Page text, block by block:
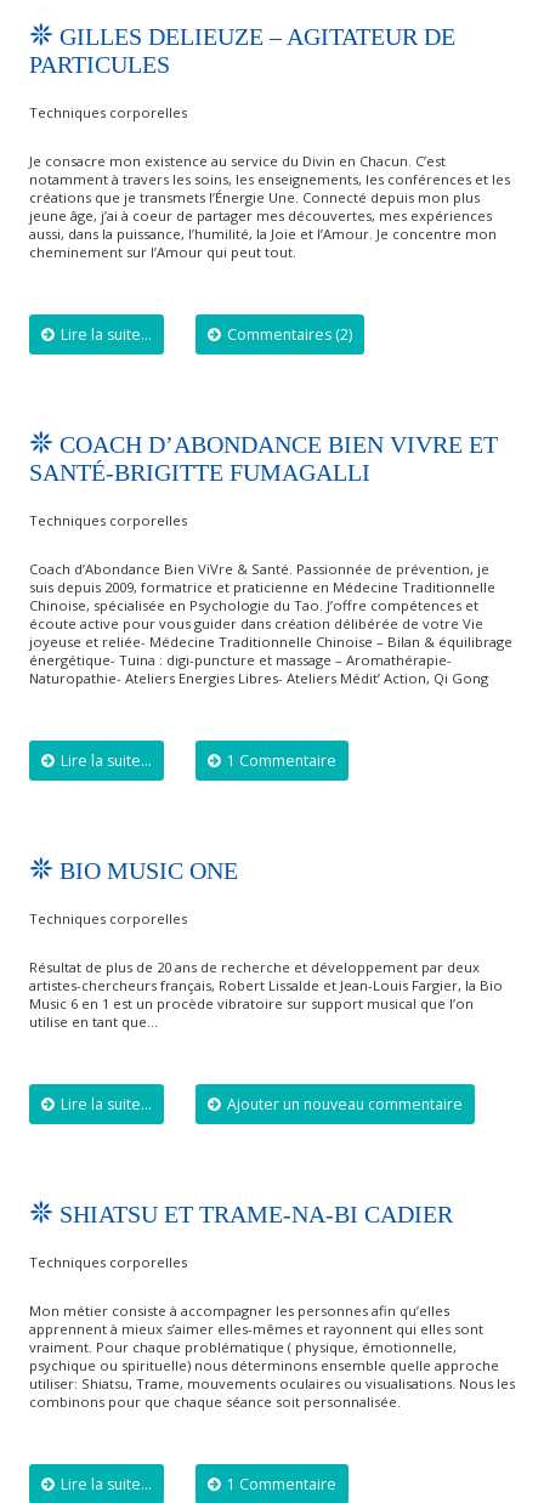
GILLES DELIEUZE – AGITATEUR DE
PARTICULES
Techniques corporelles
Je consacre mon existence au service du Divin en Chacun. C’est
notamment à travers les soins, les enseignements, les conférences et les
créations que je transmets l’Énergie Une. Connecté depuis mon plus
jeune âge, j’ai à coeur de partager mes découvertes, mes expériences
aussi, dans la puissance, l’humilité, la Joie et l’Amour. Je concentre mon
cheminement sur l’Amour qui peut tout.
Lire la suite... Commentaires (2)
COACH D’ABONDANCE BIEN VIVRE ET
SANTÉ-BRIGITTE FUMAGALLI
Techniques corporelles
Coach d’Abondance Bien ViVre & Santé. Passionnée de prévention, je
suis depuis 2009, formatrice et praticienne en Médecine Traditionnelle
Chinoise, spécialisée en Psychologie du Tao. J’offre compétences et
écoute active pour vous guider dans création délibérée de votre Vie
joyeuse et reliée- Médecine Traditionnelle Chinoise – Bilan & équilibrage
énergétique- Tuina : digi-puncture et massage – Aromathérapie-
Naturopathie- Ateliers Energies Libres- Ateliers Médit’ Action, Qi Gong
Lire la suite... 1 Commentaire
BIO MUSIC ONE
Techniques corporelles
Résultat de plus de 20 ans de recherche et développement par deux
artistes-chercheurs français, Robert Lissalde et Jean-Louis Fargier, la Bio
Music 6 en 1 est un procède vibratoire sur support musical que l’on
utilise en tant que…
Lire la suite... Ajouter un nouveau commentaire
SHIATSU ET TRAME-NA-BI CADIER
Techniques corporelles
Mon métier consiste à accompagner les personnes afin qu’elles
apprennent à mieux s’aimer elles-mêmes et rayonnent qui elles sont
vraiment. Pour chaque problématique ( physique, émotionnelle,
psychique ou spirituelle) nous déterminons ensemble quelle approche
utiliser: Shiatsu, Trame, mouvements oculaires ou visualisations. Nous les
combinons pour que chaque séance soit personnalisée.
Lire la suite... 1 Commentaire